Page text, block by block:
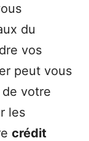
du
vos
peut vous
votre
les
crédit